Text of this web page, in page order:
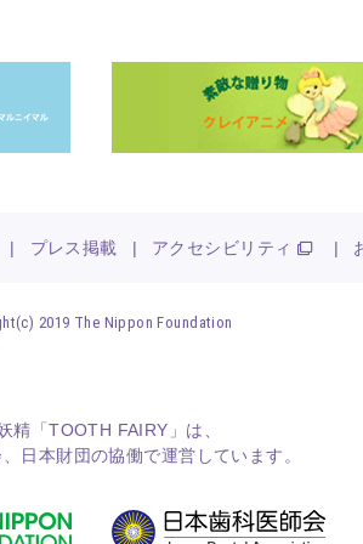
| プレス掲載 | アクセシビリティ |
2019 The Nippon Foundation
精「TOOTH FAIRY」は、
日本財団の協働で運営しています。